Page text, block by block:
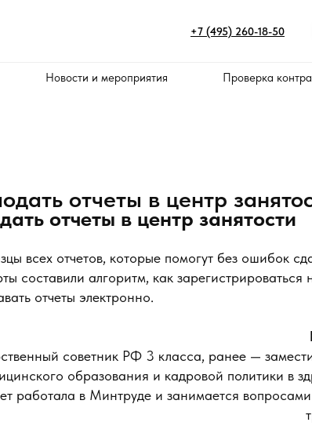
+7 (495) 260-18-50
Новости и мероприятия Проверка
отчеты в центр
отчеты в центр занятости
всех отчетов, которые помогут без ошибок
составили алгоритм, как зарегистрироваться
отчеты электронно.
советник РФ 3 класса, ранее —
образования и кадровой политики в
работала в Минтруде и занимается